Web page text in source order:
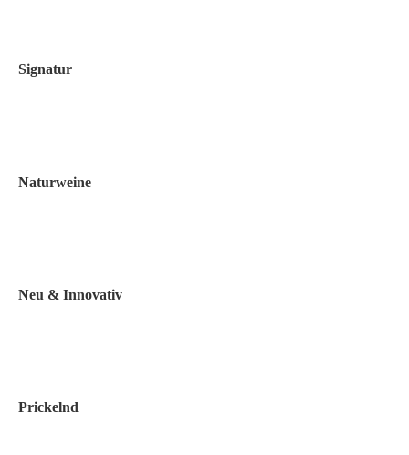
Signatur
Naturweine
Neu & Innovativ
Prickelnd